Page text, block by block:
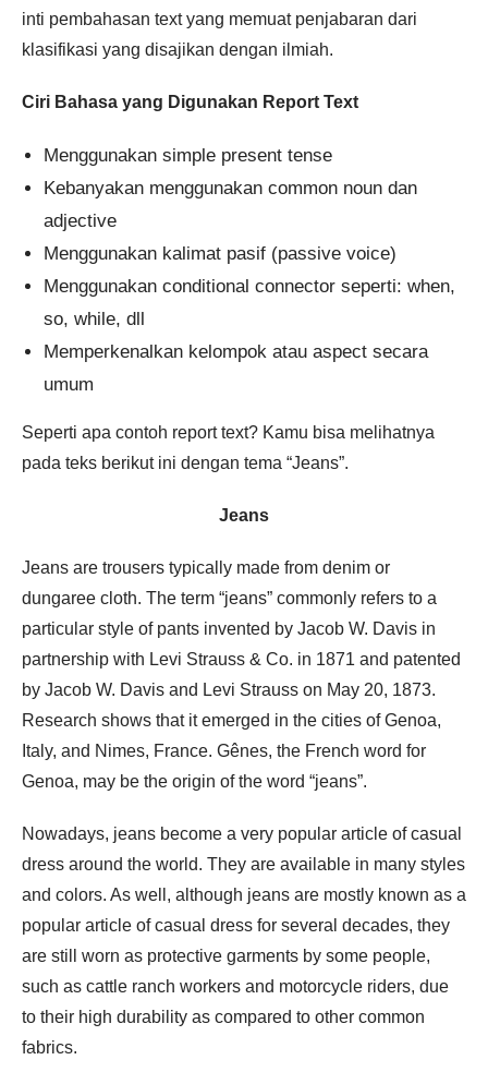
inti pembahasan text yang memuat penjabaran dari
klasifikasi yang disajikan dengan ilmiah.
Ciri Bahasa yang Digunakan Report Text
Menggunakan simple present tense
Kebanyakan menggunakan common noun dan
adjective
Menggunakan kalimat pasif (passive voice)
Menggunakan conditional connector seperti: when,
so, while, dll
Memperkenalkan kelompok atau aspect secara
umum
Seperti apa contoh report text? Kamu bisa melihatnya
pada teks berikut ini dengan tema “Jeans”.
Jeans
Jeans are trousers typically made from denim or
dungaree cloth. The term “jeans” commonly refers to a
particular style of pants invented by Jacob W. Davis in
partnership with Levi Strauss & Co. in 1871 and patented
by Jacob W. Davis and Levi Strauss on May 20, 1873.
Research shows that it emerged in the cities of Genoa,
Italy, and Nimes, France. Gênes, the French word for
Genoa, may be the origin of the word “jeans”.
Nowadays, jeans become a very popular article of casual
dress around the world. They are available in many styles
and colors. As well, although jeans are mostly known as a
popular article of casual dress for several decades, they
are still worn as protective garments by some people,
such as cattle ranch workers and motorcycle riders, due
to their high durability as compared to other common
fabrics.